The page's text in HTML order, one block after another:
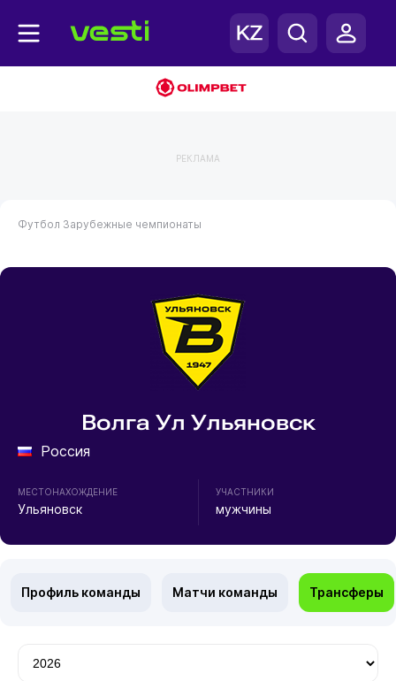
РЕКЛАМА
Футбол Зарубежные чемпионаты
Волга Ул Ульяновск
Россия
МЕСТОНАХОЖДЕНИЕ
Ульяновск
УЧАСТНИКИ
мужчины
Профиль команды Матчи команды Трансферы